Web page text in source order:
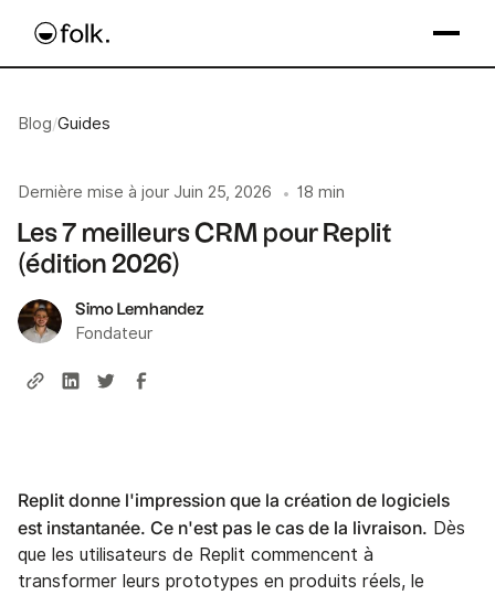
Blog/Guides
Dernière mise à jour Juin 25, 2026 • 18 min
Les 7 meilleurs CRM pour Replit
(édition 2026)
Simo Lemhandez
Fondateur
Replit donne l'impression que la création de logiciels
est instantanée. Ce n'est pas le cas de la livraison. Dès
que les utilisateurs de Replit commencent à
transformer leurs prototypes en produits réels, le